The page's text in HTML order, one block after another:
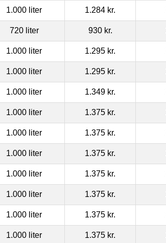
1.000 liter 1.284 kr.
720 liter 930 kr.
1.000 liter 1.295 kr.
1.000 liter 1.295 kr.
1.000 liter 1.349 kr.
1.000 liter 1.375 kr.
1.000 liter 1.375 kr.
1.000 liter 1.375 kr.
1.000 liter 1.375 kr.
1.000 liter 1.375 kr.
1.000 liter 1.375 kr.
1.000 liter 1.375 kr.